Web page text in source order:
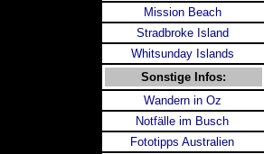
Mission Beach
Stradbroke Island
Whitsunday Islands
Sonstige Infos:
Wandern in Oz
Notfälle im Busch
Fototipps Australien